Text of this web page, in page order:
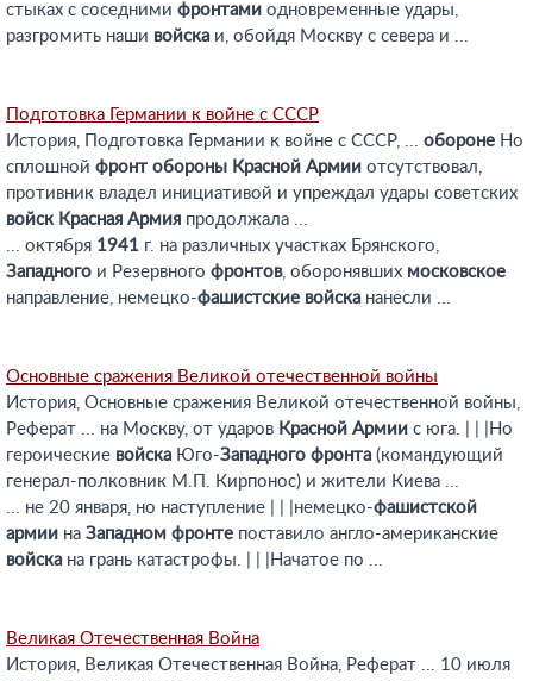
стыках с соседними фронтами одновременные удары,
разгромить наши войска и, обойдя Москву с севера и ...
Подготовка Германии к войне с СССР
История, Подготовка Германии к войне с СССР, ... обороне Но
сплошной фронт обороны Красной Армии отсутствовал,
противник владел инициативой и упреждал удары советских
войск Красная Армия продолжала ...
... октября 1941 г. на различных участках Брянского,
Западного и Резервного фронтов, оборонявших московское
направление, немецко-фашистские войска нанесли ...
Основные сражения Великой отечественной войны
История, Основные сражения Великой отечественной войны,
Реферат ... на Москву, от ударов Красной Армии с юга. | | |Но
героические войска Юго-Западного фронта (командующий
генерал-полковник М.П. Кирпонос) и жители Киева ...
... не 20 января, но наступление | | |немецко-фашистской
армии на Западном фронте поставило англо-американские
войска на грань катастрофы. | | |Начатое по ...
Великая Отечественная Война
История, Великая Отечественная Война, Реферат ... 10 июля